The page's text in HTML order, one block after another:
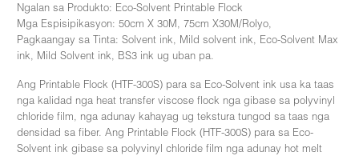
Ngalan sa Produkto: Eco-Solvent Printable Flock
Mga Espisipikasyon: 50cm X 30M, 75cm X30M/Rolyo,
Pagkaangay sa Tinta: Solvent ink, Mild solvent ink, Eco-Solvent Max
ink, Mild Solvent ink, BS3 ink ug uban pa.
Ang Printable Flock (HTF-300S) para sa Eco-Solvent ink usa ka taas
nga kalidad nga heat transfer viscose flock nga gibase sa polyvinyl
chloride film, nga adunay kahayag ug tekstura tungod sa taas nga
densidad sa fiber. Ang Printable Flock (HTF-300S) para sa Eco-
Solvent ink gibase sa polyvinyl chloride film nga adunay hot melt